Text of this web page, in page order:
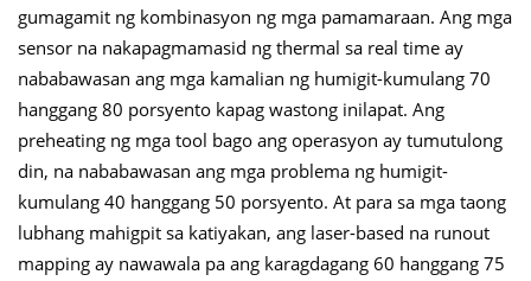
gumagamit ng kombinasyon ng mga pamamaraan. Ang mga
sensor na nakapagmamasid ng thermal sa real time ay
nababawasan ang mga kamalian ng humigit-kumulang 70
hanggang 80 porsyento kapag wastong inilapat. Ang
preheating ng mga tool bago ang operasyon ay tumutulong
din, na nababawasan ang mga problema ng humigit-
kumulang 40 hanggang 50 porsyento. At para sa mga taong
lubhang mahigpit sa katiyakan, ang laser-based na runout
mapping ay nawawala pa ang karagdagang 60 hanggang 75